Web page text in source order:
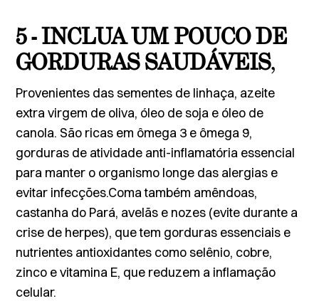
5 - INCLUA UM POUCO DE
GORDURAS SAUDÁVEIS,
Provenientes das sementes de linhaça, azeite
extra virgem de oliva, óleo de soja e óleo de
canola. São ricas em ômega 3 e ômega 9,
gorduras de atividade anti-inflamatória essencial
para manter o organismo longe das alergias e
evitar infecções.Coma também amêndoas,
castanha do Pará, avelãs e nozes (evite durante a
crise de herpes), que tem gorduras essenciais e
nutrientes antioxidantes como selênio, cobre,
zinco e vitamina E, que reduzem a inflamação
celular.